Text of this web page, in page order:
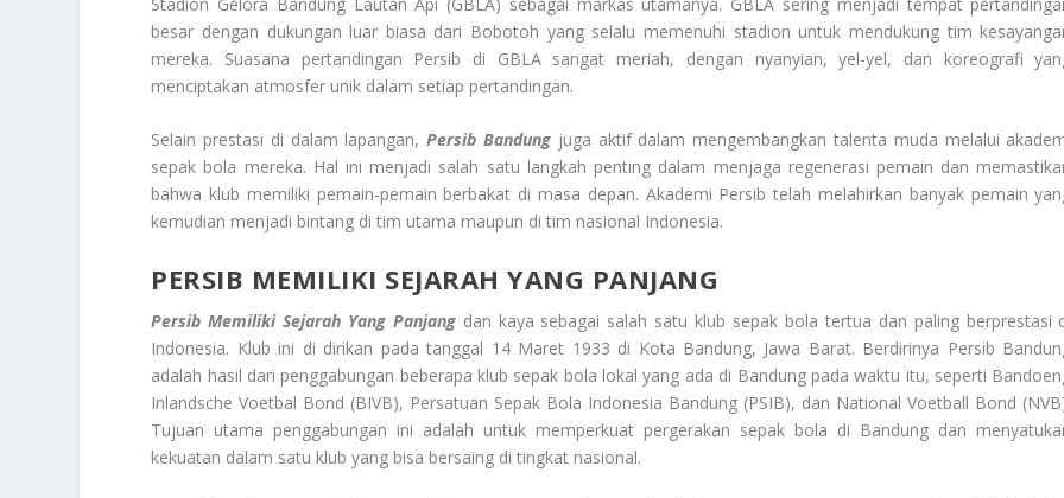
besar dengan dukungan luar biasa dari Bobotoh yang selalu memenuhi stadion untuk mendukung tim
mereka. Suasana pertandingan Persib di GBLA sangat meriah, dengan nyanyian, yel-yel, dan koreografi
menciptakan atmosfer unik dalam setiap pertandingan.
Selain prestasi di dalam lapangan,Persib Bandung juga aktif dalam mengembangkan talenta muda melalui
sepak bola mereka. Hal ini menjadi salah satu langkah penting dalam menjaga regenerasi pemain dan
bahwa klub memiliki pemain-pemain berbakat di masa depan. Akademi Persib telah melahirkan banyak pemain
kemudian menjadi bintang di tim utama maupun di tim nasional Indonesia.
PERSIB MEMILIKI SEJARAH YANG PANJANG
Persib Memiliki Sejarah Yang Panjangdan kaya sebagai salah satu klub sepak bola tertua dan paling berprestasi
Indonesia. Klub ini di dirikan pada tanggal 14 Maret 1933 di Kota Bandung, Jawa Barat. Berdirinya Persib
adalah hasil dari penggabungan beberapa klub sepak bola lokal yang ada di Bandung pada waktu itu, seperti
Inlandsche Voetbal Bond (BIVB), Persatuan Sepak Bola Indonesia Bandung (PSIB), dan National Voetball Bond
Tujuan utama penggabungan ini adalah untuk memperkuat pergerakan sepak bola di Bandung dan
kekuatan dalam satu klub yang bisa bersaing di tingkat nasional.